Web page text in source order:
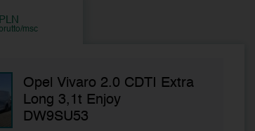
PLN
brutto/msc
Opel Vivaro 2.0 CDTI Extra
Long 3,1t Enjoy
DW9SU53